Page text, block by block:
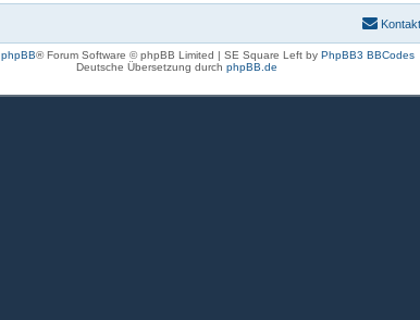
Kontakt
phpBB® Forum Software © phpBB Limited | SE Square Left by PhpBB3 BBCodes
Deutsche Übersetzung durch phpBB.de